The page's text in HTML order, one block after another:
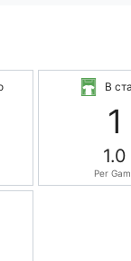
В
1
1.0
Per